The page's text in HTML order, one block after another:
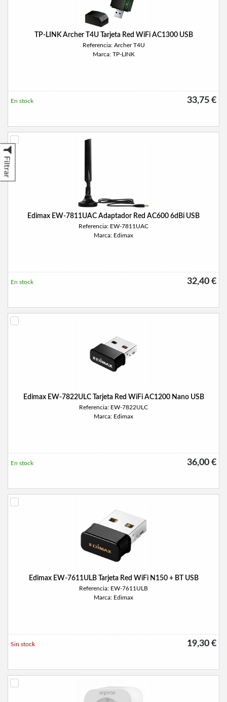
Filtrar
TP-LINK Archer T4U Tarjeta Red WiFi AC1300 USB
Referencia: Archer T4U
Marca: TP-LINK
33,75 €
En stock
Edimax EW-7811UAC Adaptador Red AC600 6dBi USB
Referencia: EW-7811UAC
Marca: Edimax
32,40 €
En stock
Edimax EW-7822ULC Tarjeta Red WiFi AC1200 Nano USB
Referencia: EW-7822ULC
Marca: Edimax
36,00 €
En stock
Edimax EW-7611ULB Tarjeta Red WiFi N150 + BT USB
Referencia: EW-7611ULB
Marca: Edimax
19,30 €
Sin stock